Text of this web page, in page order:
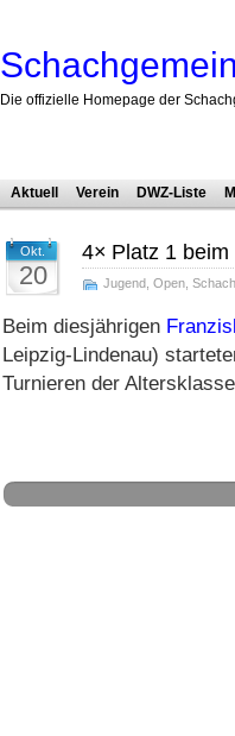
Die offizielle Homepage der
Aktuell Verein DWZ-Liste
Okt.
20
4× Platz 1
Jugend Open Schach
Beim diesjährigen
Leipzig-Lindenau)
Turnieren der